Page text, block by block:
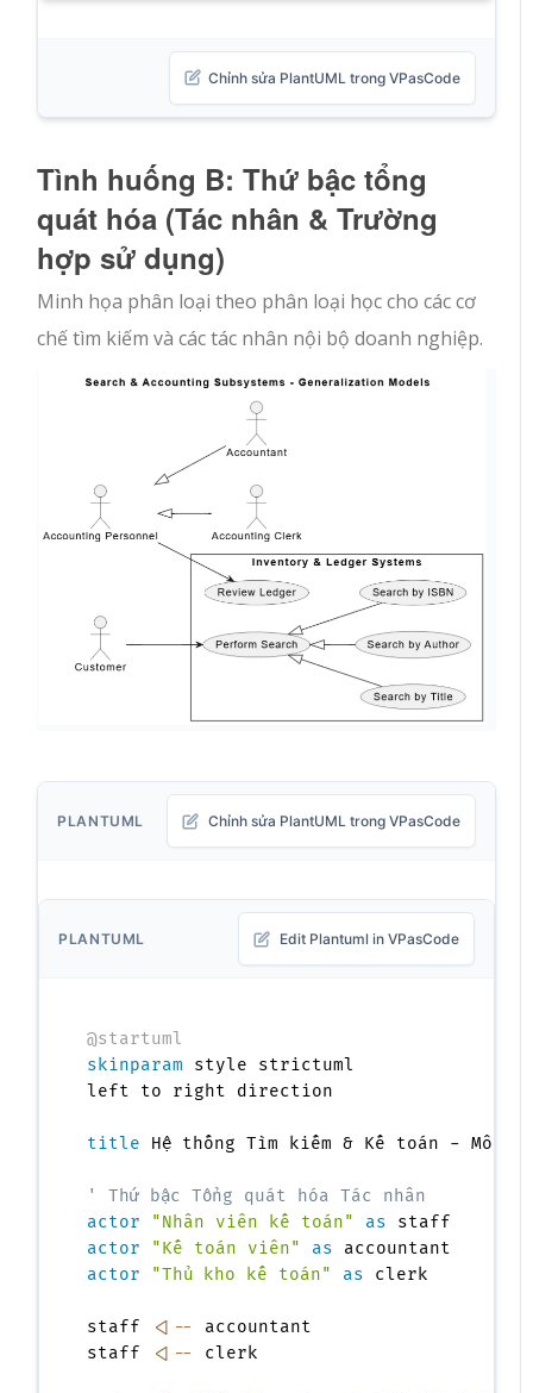
Chỉnh sửa PlantUML trong VPasCode
Tình huống B: Thứ bậc tổng
quát hóa (Tác nhân & Trường
hợp sử dụng)
Minh họa phân loại theo phân loại học cho các cơ
chế tìm kiếm và các tác nhân nội bộ doanh nghiệp.
PLANTUML Chỉnh sửa PlantUML trong VPasCode
PLANTUML Edit Plantuml in VPasCode
@startuml
skinparam style strictuml
left to right direction
title Hệ thống Tìm kiếm & Kế toán - Mô
' Thứ bậc Tổng quát hóa Tác nhân
actor
"Nhân viên kế toán" as
actor
"Kế toán viên" as
actor
"Thủ kho kế toán" as clerk
staff <|--
accountant
staff
<|-- clerk